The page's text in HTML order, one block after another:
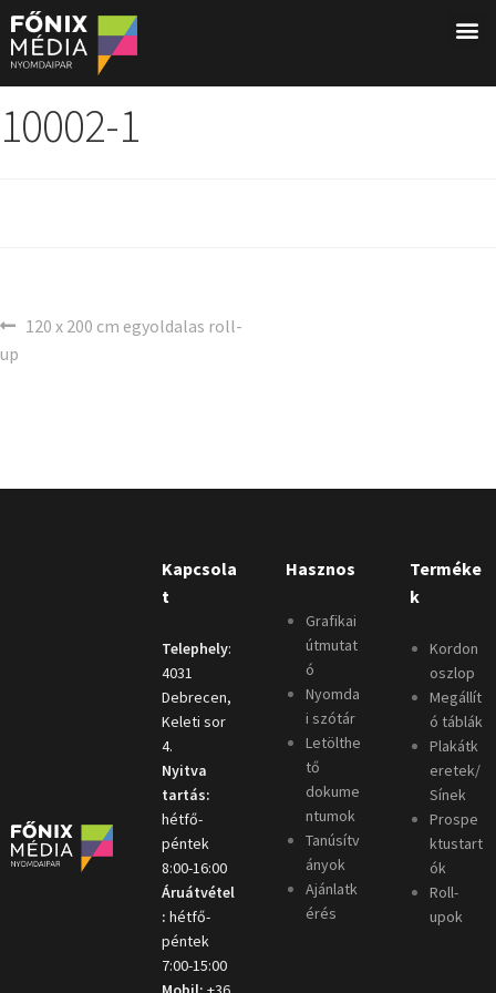
10002-1
120 x 200 cm egyoldalas roll-
up
Kapcsola
t
Telephely:
4031
Debrecen,
Keleti sor
4.
Nyitva
tartás:
hétfő-
péntek
8:00-16:00
Áruátvétel
: hétfő-
péntek
7:00-15:00
Hasznos
Grafikai
útmutat
ó
Nyomda
i szótár
Letölthe
tő
dokume
ntumok
Tanúsítv
ányok
Ajánlatk
érés
Terméke
k
Kordon
oszlop
Megállít
ó táblák
Plakátk
eretek/
Sínek
Prospe
ktustart
ók
Roll-
upok